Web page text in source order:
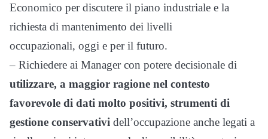
Economico per discutere il piano industriale e la
richiesta di mantenimento dei livelli
occupazionali, oggi e per il futuro.
– Richiedere ai Manager con potere decisionale di
utilizzare, a maggior ragione nel contesto
favorevole di dati molto positivi, strumenti di
gestione conservativi dell’occupazione anche legati a